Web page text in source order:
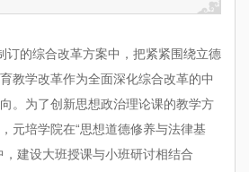
的综合改革方案中，把紧紧围绕立德
教学改革作为全面深化综合改革的中
。为了创新思想政治理论课的教学方
元培学院在“思想道德修养与法律基
，建设大班授课与小班研讨相结合